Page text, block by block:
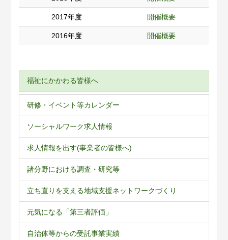
2017年度 開催概要
2016年度 開催概要
福祉にかかわる皆様へ
研修・イベント等カレンダー
ソーシャルワーク求人情報
求人情報を出す(事業者の皆様へ)
諸分野における調査・研究等
立ち直りを支える地域支援ネットワークづくり
元気になる「第三者評価」
自治体等からの受託事業実績